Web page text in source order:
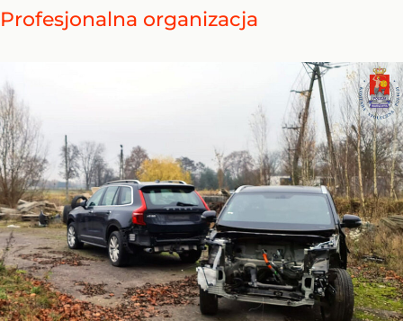
Profesjonalna organizacja